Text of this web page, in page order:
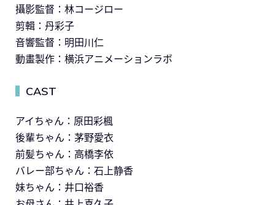
攝影監督：林コージロー
剪輯：丹彩子
音響監督：明田川仁
動畫製作：横浜アニメーションラボ
CAST
アイちゃん：原田彩楓
後輩ちゃん：茅野愛衣
前髪ちゃん：高橋李依
バレー部ちゃん：石上静香
妹ちゃん：井口裕香